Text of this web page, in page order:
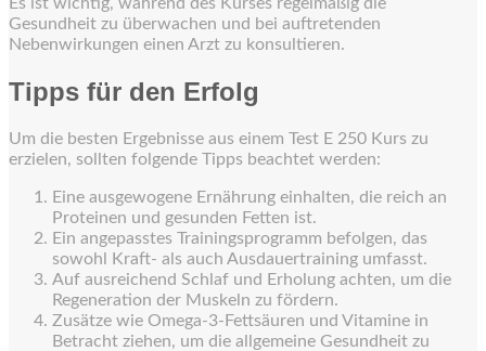
Gesundheit zu überwachen und bei auftretenden
Nebenwirkungen einen Arzt zu konsultieren.
Tipps für den Erfolg
Um die besten Ergebnisse aus einem Test E 250 Kurs zu
erzielen, sollten folgende Tipps beachtet werden:
Eine ausgewogene Ernährung einhalten, die reich an
Proteinen und gesunden Fetten ist.
Ein angepasstes Trainingsprogramm befolgen, das
sowohl Kraft- als auch Ausdauertraining umfasst.
Auf ausreichend Schlaf und Erholung achten, um die
Regeneration der Muskeln zu fördern.
Zusätze wie Omega-3-Fettsäuren und Vitamine in
Betracht ziehen, um die allgemeine Gesundheit zu